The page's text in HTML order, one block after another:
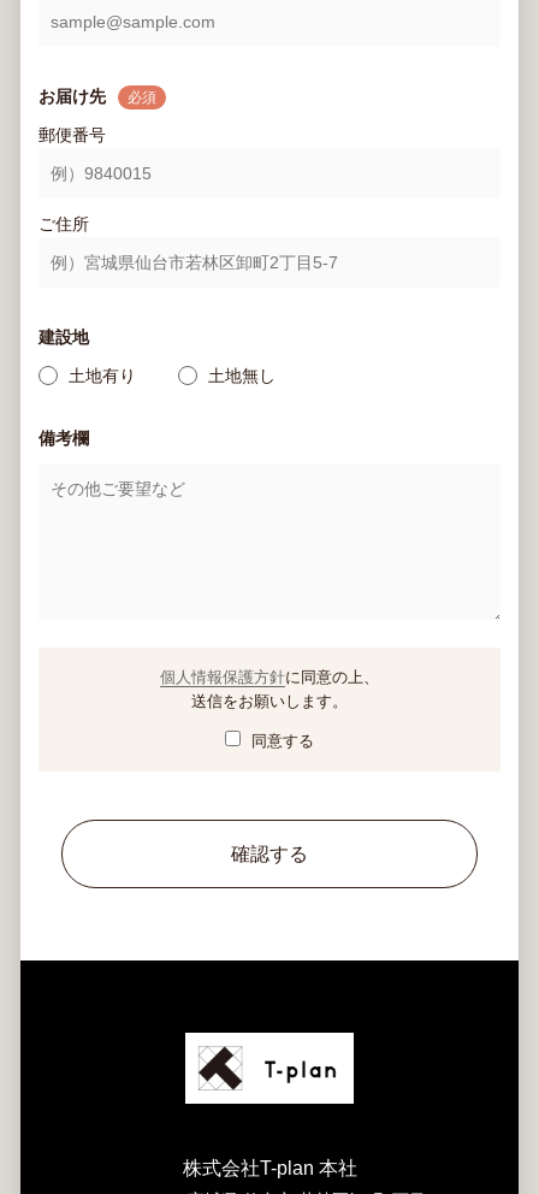
お届け先 必須
郵便番号
ご住所
建設地
土地有り
土地無し
備考欄
個人情報保護方針に同意の上、
送信をお願いします。
同意する
確認する
株式会社T-plan 本社